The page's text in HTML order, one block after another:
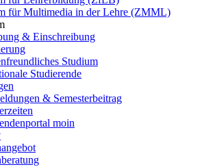
für Multimedia in der Lehre (ZMML)
& Einschreibung
Studium
Studierende
& Semesterbeitrag
moin